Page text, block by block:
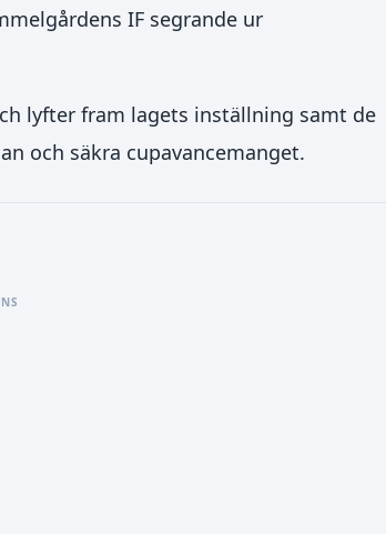
IF segrande ur
lyfter fram lagets inställning samt de
och säkra cupavancemanget.